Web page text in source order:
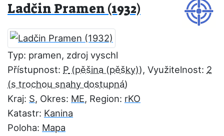
Ladčin Pramen (1932)
Typ: pramen, zdroj vyschl
Přístupnost: P , Využitelnost: 2
Kraj: S, Okres: ME, Region: rKO
Katastr: Kanina
Poloha: Mapa